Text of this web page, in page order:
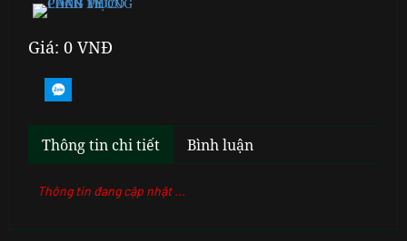
Giá: 0 VNĐ
Thông tin chi tiết Bình luận
Thông tin đang cập nhật ...